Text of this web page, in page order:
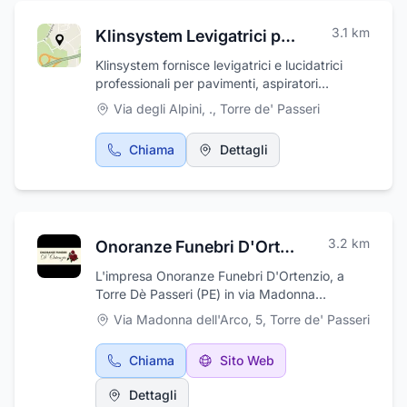
Klinsystem Levigatrici per pavimenti 3.1 km
Klinsystem fornisce levigatrici e lucidatrici
professionali per pavimenti, aspiratori
industriali, utensili diamantati, prodotti per la
levigatura dei pavimenti
Via degli Alpini, ., Torre de' Passeri
Chiama Dettagli
Onoranze Funebri D'Ortenzio 3.2 km
L'impresa Onoranze Funebri D'Ortenzio, a
Torre Dè Passeri (PE) in via Madonna
Dell'Arco 5, si avvale della fiducia della
clientela per ciò che riguarda l'organizzazione
di funerali completi e servizi funebri di ogni
tipo: affissioni avvisi di lutto, ringraziamento e
partecipazione, trasferimento e
ricomposizione salme, allestimento camere
Via Madonna dell'Arco, 5, Torre de' Passeri
Chiama Sito Web
Dettagli